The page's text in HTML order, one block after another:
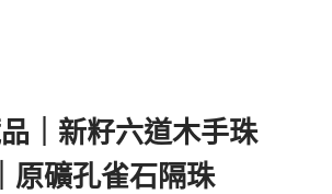
｜新籽六道木手珠
原礦孔雀石隔珠